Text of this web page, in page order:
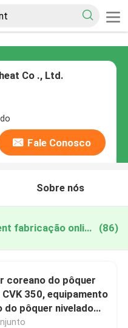
Co ., Ltd.
Fale Conosco
Sobre nós
poker cheating equipment fabricação online (86)
coreano do pôquer
350, equipamento
do pôquer nivelado
tourada